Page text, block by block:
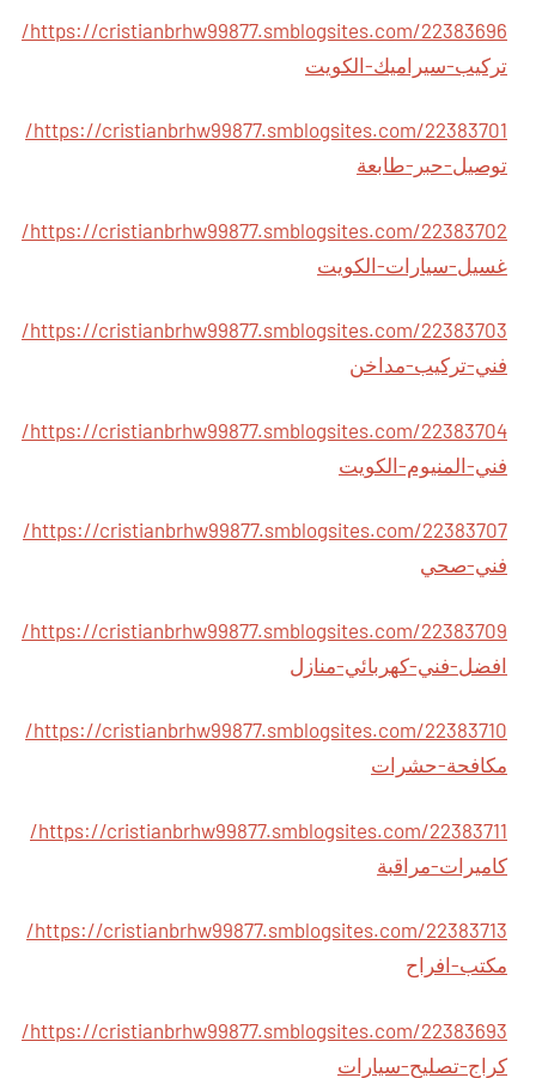
https://cristianbrhw99877.smblogsites.com/22383696/
تركيب-سيراميك-الكويت
https://cristianbrhw99877.smblogsites.com/22383701/
توصيل-حبر-طابعة
https://cristianbrhw99877.smblogsites.com/22383702/
غسيل-سيارات-الكويت
https://cristianbrhw99877.smblogsites.com/22383703/
فني-تركيب-مداخن
https://cristianbrhw99877.smblogsites.com/22383704/
فني-المنيوم-الكويت
https://cristianbrhw99877.smblogsites.com/22383707/
فني-صحي
https://cristianbrhw99877.smblogsites.com/22383709/
افضل-فني-كهربائي-منازل
https://cristianbrhw99877.smblogsites.com/22383710/
مكافحة-حشرات
https://cristianbrhw99877.smblogsites.com/22383711/
كاميرات-مراقبة
https://cristianbrhw99877.smblogsites.com/22383713/
مكتب-افراح
https://cristianbrhw99877.smblogsites.com/22383693/
كراج-تصليح-سيارات